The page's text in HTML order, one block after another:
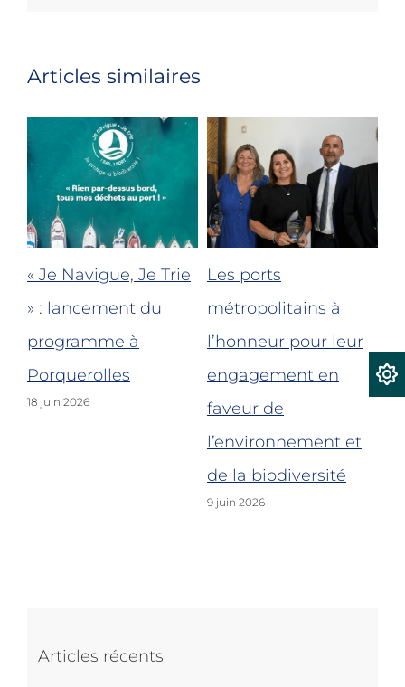
Articles similaires
« Je Navigue, Je Trie
» : lancement du
programme à
Porquerolles
18 juin 2026
Les ports
métropolitains à
l’honneur pour leur
engagement en
faveur de
l’environnement et
de la biodiversité
9 juin 2026
Articles récents